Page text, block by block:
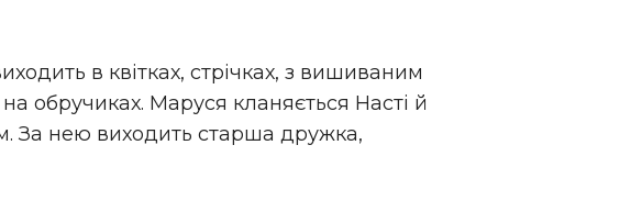
в квітках, стрічках, з вишиваним
обручиках. Маруся кланяється Насті й
За нею виходить старша дружка,